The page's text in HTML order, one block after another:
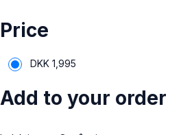
Price
DKK 1,995
Add to your order